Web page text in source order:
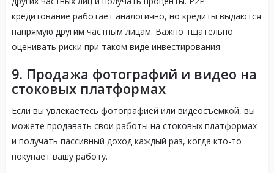
кредитование работает аналогично, но кредиты выдаются
напрямую другим частным лицам. Важно тщательно
оценивать риски при таком виде инвестирования.
9. Продажа фотографий и видео на
стоковых платформах
Если вы увлекаетесь фотографией или видеосъемкой, вы
можете продавать свои работы на стоковых платформах
и получать пассивный доход каждый раз, когда кто-то
покупает вашу работу.